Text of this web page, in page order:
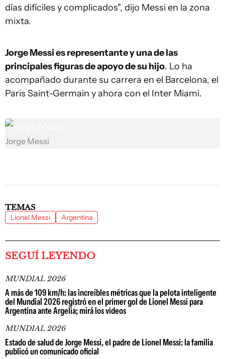
días difíciles y complicados", dijo Messi en la zona
mixta.
Jorge Messi es representante y una de las
principales figuras de apoyo de su hijo. Lo ha
acompañado durante su carrera en el Barcelona, el
Paris Saint-Germain y ahora con el Inter Miami.
Jorge Messi
TEMAS
Lionel Messi Argentina
SEGUÍ LEYENDO
MUNDIAL 2026
A más de 109 km/h: las increíbles métricas que la pelota inteligente
del Mundial 2026 registró en el primer gol de Lionel Messi para
Argentina ante Argelia; mirá los videos
MUNDIAL 2026
Estado de salud de Jorge Messi, el padre de Lionel Messi: la familia
publicó un comunicado oficial